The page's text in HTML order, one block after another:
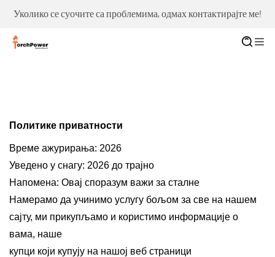
Уколико се суочите са проблемима, одмах контактирајте ме!
Политике приватности
Време ажурирања: 2026
Уведено у снагу: 2026 до трајно
Напомена: Овај споразум важи за сталне
Намерамо да учинимо услугу бољом за све на нашем
сајту, ми прикупљамо и користимо информације о
вама, наше
купци који купују на нашој веб страници